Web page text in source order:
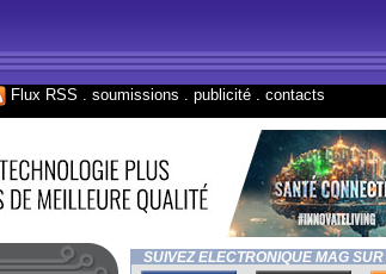
Flux RSS soumissions publicité contacts
SUIVEZ ELECTRONIQUE MAG